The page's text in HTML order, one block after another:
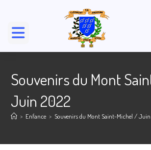
Souvenirs du Mont
Juin 2022
> Enfance > Souvenirs du Mont Saint-Michel / Juin